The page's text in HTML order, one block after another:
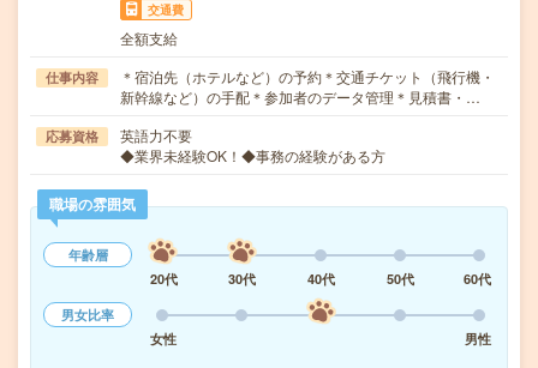
交通費
全額支給
仕事内容
＊宿泊先（ホテルなど）の予約＊交通チケット（飛行機・
新幹線など）の手配＊参加者のデータ管理＊見積書・…
応募資格
英語力不要
◆業界未経験OK！◆事務の経験がある方
職場の雰囲気
年齢層
20代
30代 40代 50代
60代
男女比率
女性
男性